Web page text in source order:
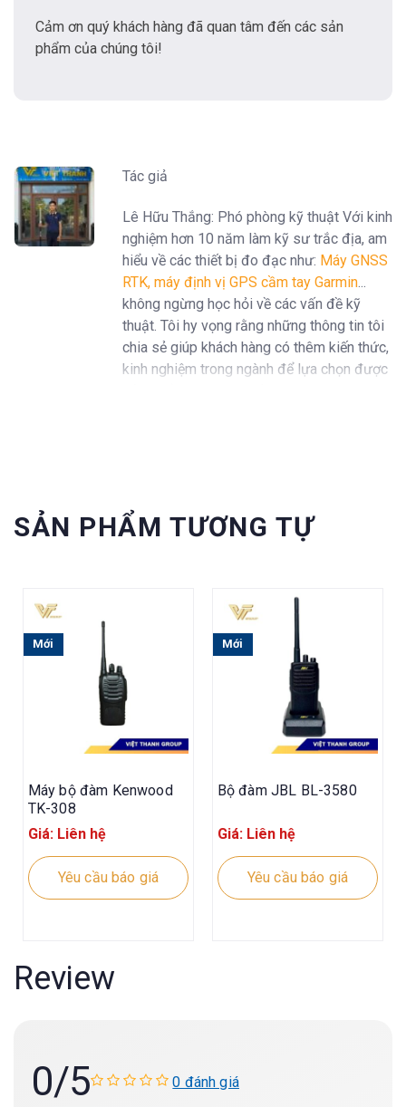
Cảm ơn quý khách hàng đã quan tâm đến các sản
phẩm của chúng tôi!
Tác giả
Lê Hữu Thắng: Phó phòng kỹ thuật Với kinh
nghiệm hơn 10 năm làm kỹ sư trắc địa, am
hiểu về các thiết bị đo đạc như: Máy GNSS
RTK, máy định vị GPS cầm tay Garmin...
không ngừng học hỏi về các vấn đề kỹ
thuật. Tôi hy vọng rằng những thông tin tôi
chia sẻ giúp khách hàng có thêm kiến thức,
kinh nghiệm trong ngành để lựa chọn được
SẢN PHẨM TƯƠNG TỰ
Mới
Máy bộ đàm Kenwood
TK-308
Giá: Liên hệ
Yêu cầu báo giá
Mới
Bộ đàm JBL BL-3580
Giá: Liên hệ
Yêu cầu báo giá
Review
0/5 0 đánh giá